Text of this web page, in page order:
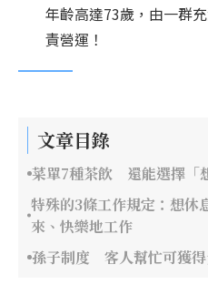
年齡高達73歲，由一群
責營運！
文章目錄
菜單7種茶飲 還能選擇「
特殊的3條工作規定：想休
來、快樂地工作
孫子制度 客人幫忙可獲